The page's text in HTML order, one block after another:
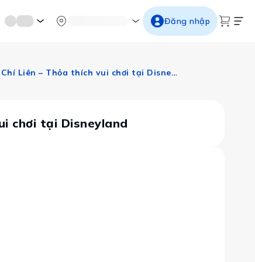
Đăng nhập
Hồng Kông: Núi Thái Bình – Vịnh Nước Cạn – Thiền Viện Chí Liên – Thỏa thích vui chơi tại Disneyland
chơi tại Disneyland
Từ cố đô đến thành thăng longNgắm hoa